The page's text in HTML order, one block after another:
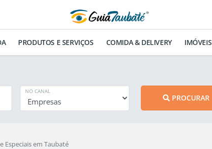
PRODUTOS E SERVIÇOS COMIDA & DELIVERY IMÓVEIS
NO CANAL
PROCURAR
Especiais em Taubaté